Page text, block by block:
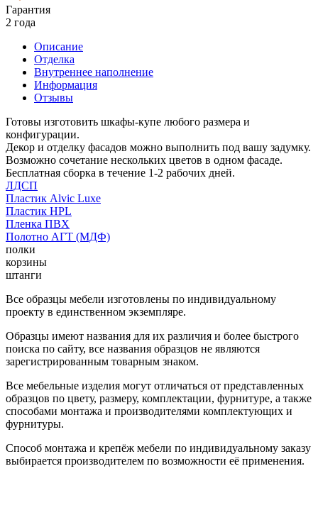
Гарантия
2 года
Описание
Отделка
Внутреннее наполнение
Информация
Отзывы
Готовы изготовить шкафы-купе любого размера и
конфигурации.
Декор и отделку фасадов можно выполнить под вашу задумку.
Возможно сочетание нескольких цветов в одном фасаде.
Бесплатная сборка в течение 1-2 рабочих дней.
ЛДСП
Пластик Alvic Luxe
Пластик HPL
Пленка ПВХ
Полотно АГТ (МДФ)
полки
корзины
штанги
Все образцы мебели изготовлены по индивидуальному
проекту в единственном экземпляре.
Образцы имеют названия для их различия и более быстрого
поиска по сайту, все названия образцов не являются
зарегистрированным товарным знаком.
Все мебельные изделия могут отличаться от представленных
образцов по цвету, размеру, комплектации, фурнитуре, а также
способами монтажа и производителями комплектующих и
фурнитуры.
Способ монтажа и крепёж мебели по индивидуальному заказу
выбирается производителем по возможности её применения.